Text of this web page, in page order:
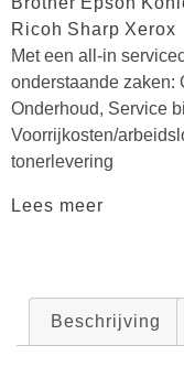
Ricoh Sharp Xerox
Met een all-in
onderstaande zaken:
Onderhoud, Service
Voorrijkosten/
tonerlevering
Lees meer
Beschrijving